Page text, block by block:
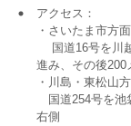
アクセス：
・さいたま市方
国道16号を川
進み、その後200
・川島・東松山
国道254号を池
右側